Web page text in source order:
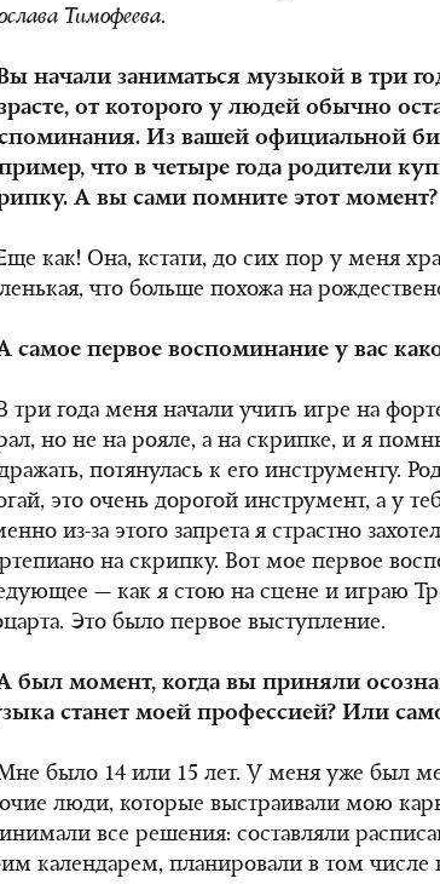
Тимофеева.
начали заниматься музыкой в три
от которого у людей обычно
Из вашей официальной
что в четыре года родители
А вы сами помните этот момент?
как! Она, кстати, до сих пор у меня
что больше похожа на
самое первое воспоминание у вас
три года меня начали учить игре на
но не на рояле, а на скрипке, и я
потянулась к его инструменту.
это очень дорогой инструмент, а у
из-за этого запрета я страстно
на скрипку. Вот мое первое
— как я стою на сцене и играю
Это было первое выступление.
был момент, когда вы приняли
станет моей профессией? Или
было 14 или 15 лет. У меня уже был
люди, которые выстраивали мою
все решения: составляли
календарем, планировали в том числе